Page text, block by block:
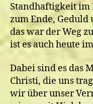
Standhaftigkeit im
zum Ende, Geduld
das war der Weg
ist es auch heute
Dabei sind es das
Christi, die uns
wir über unser